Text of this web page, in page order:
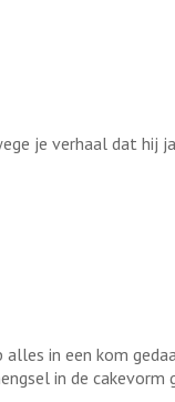
je verhaal dat hij
in een kom
in de cakevorm